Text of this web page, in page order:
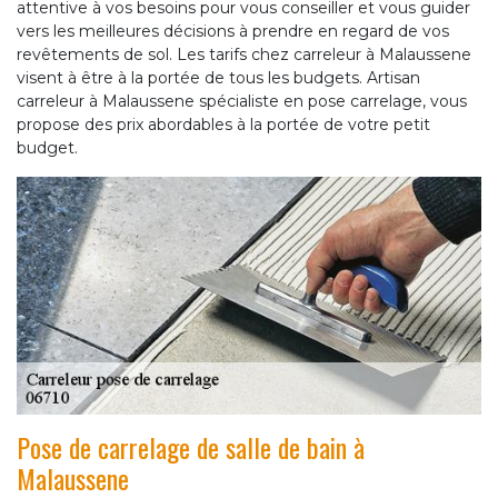
attentive à vos besoins pour vous conseiller et vous guider
vers les meilleures décisions à prendre en regard de vos
revêtements de sol. Les tarifs chez carreleur à Malaussene
visent à être à la portée de tous les budgets. Artisan
carreleur à Malaussene spécialiste en pose carrelage, vous
propose des prix abordables à la portée de votre petit
budget.
Pose de carrelage de salle de bain à
Malaussene